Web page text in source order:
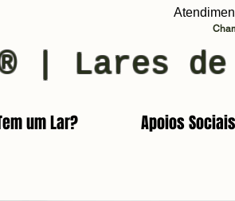
| Lares de
um Lar? Apoios Sociais